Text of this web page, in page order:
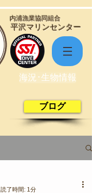
​平沢マリンセンター
​内浦漁業協同組合
海況･生物情報
ブログ
読了時間: 1分